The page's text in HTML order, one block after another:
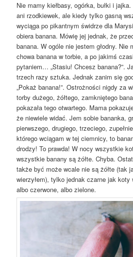
Nie mamy kiełbasy, ogórka, bułki i
ani rzodkiewek, ale kiedy tylko gasną
wyciąga po pikantnym świdrze dla
obiera banana. Mówię jej jednak, że
banana. W ogóle nie jestem głodny. Nie
chowa banana w torbie, a po jakimś
pytaniem… „Stasiu! Chcesz banana?”.
trzech razy sztuka. Jednak zanim się
„Pokaż banana!”. Ostrożności nigdy za
torby dużego, żółtego, zamkniętego
pokazała tego otwartego. Mama
że niewiele widać. Jem sobie bananka,
pierwszego, drugiego, trzeciego,
którego wciągam w tej ciemnicy, to
drodzy! To prawda! W nocy wszystkie
wszystkie banany są żółte. Chyba.
także być może wcale nie są żółte (tak
wierzyłem), tylko jednak czarne jak
albo czerwone, albo zielone.